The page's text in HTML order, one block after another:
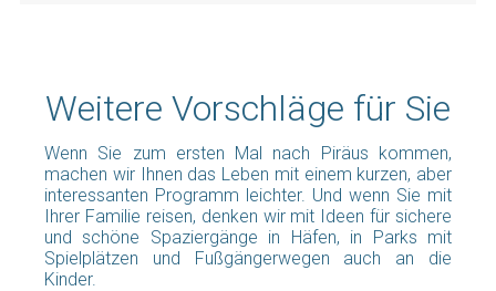
Weitere Vorschläge für Sie
Wenn Sie zum ersten Mal nach Piräus kommen,
machen wir Ihnen das Leben mit einem kurzen, aber
interessanten Programm leichter. Und wenn Sie mit
Ihrer Familie reisen, denken wir mit Ideen für sichere
und schöne Spaziergänge in Häfen, in Parks mit
Spielplätzen und Fußgängerwegen auch an die
Kinder.